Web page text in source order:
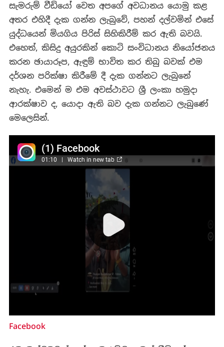
සැමරුම් වීඩියෝ වෙත අපගේ අවධානය යොමු කළ
අතර එහිදී දැක ගන්න ලැබුවේ, පහන් දල්වමින් එසේ
යුද්ධයෙන් මියගිය පිරිස් සිහිකිරීම් කර ඇති බවයි.
එහෙත්, කිසිදු අයුරකින් කොටි සංවිධානය නියෝජනය
කරන ඡායාරූප, ඇඳුම් භාවිත කර තිබු බවක් එම
දර්ශන පරික්ෂා කිරීමේ දී දැක ගන්නට ලැබුනේ
නැහැ. එමෙන් ම එම අවස්ථාවට ශ්‍රී ලංකා හමුදා
ආරක්ෂාව ද, යොදා ඇති බව දැක ගන්නට ලැබුණේ
මෙලෙසින්.
Facebook